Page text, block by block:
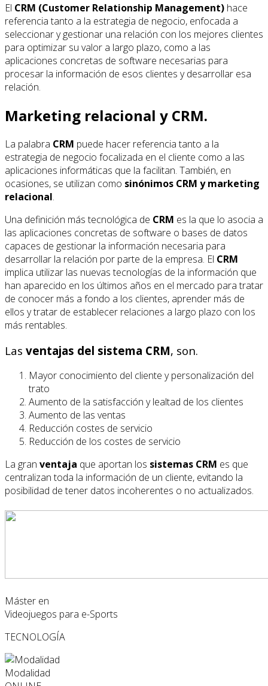
El CRM (Customer Relationship Management) hace
referencia tanto a la estrategia de negocio, enfocada a
seleccionar y gestionar una relación con los mejores clientes
para optimizar su valor a largo plazo, como a las
aplicaciones concretas de software necesarias para
procesar la información de esos clientes y desarrollar esa
relación.
Marketing relacional y CRM.
La palabra CRM puede hacer referencia tanto a la
estrategia de negocio focalizada en el cliente como a las
aplicaciones informáticas que la facilitan. También, en
ocasiones, se utilizan como sinónimos CRM y marketing
relacional.
Una definición más tecnológica de CRM es la que lo asocia a
las aplicaciones concretas de software o bases de datos
capaces de gestionar la información necesaria para
desarrollar la relación por parte de la empresa. El CRM
implica utilizar las nuevas tecnologías de la información que
han aparecido en los últimos años en el mercado para tratar
de conocer más a fondo a los clientes, aprender más de
ellos y tratar de establecer relaciones a largo plazo con los
más rentables.
Las ventajas del sistema CRM, son.
Mayor conocimiento del cliente y personalización del
trato
Aumento de la satisfacción y lealtad de los clientes
Aumento de las ventas
Reducción costes de servicio
Reducción de los costes de servicio
La gran ventaja que aportan los sistemas CRM es que
centralizan toda la información de un cliente, evitando la
posibilidad de tener datos incoherentes o no actualizados.
Máster en
Videojuegos para e-Sports
TECNOLOGÍA
Modalidad